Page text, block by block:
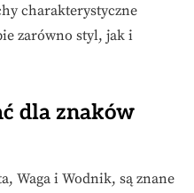
charakterystyczne
zarówno styl, jak i
dla znaków
Waga i Wodnik, są znane